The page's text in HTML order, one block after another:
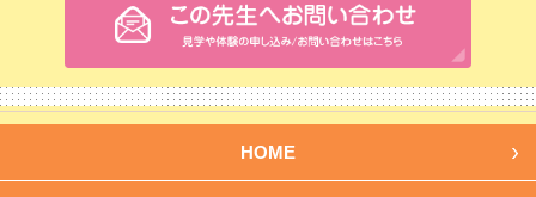
HOME